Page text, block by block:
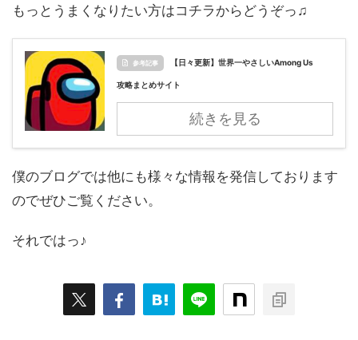
もっとうまくなりたい方はコチラからどうぞっ♫
参考記事 【日々更新】世界一やさしいAmong Us
攻略まとめサイト
続きを見る
僕のブログでは他にも様々な情報を発信しております
のでぜひご覧ください。
それではっ♪